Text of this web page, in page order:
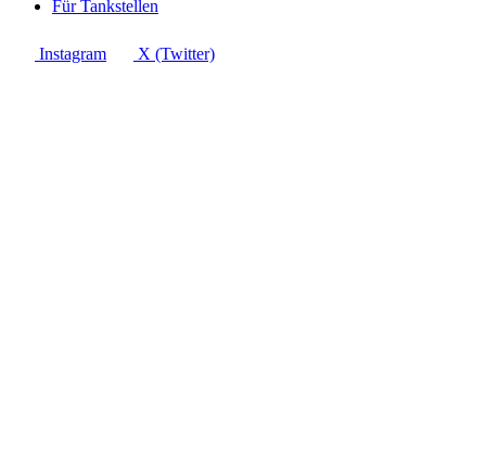
Für Tankstellen
Instagram X (Twitter)